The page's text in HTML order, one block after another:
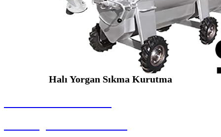
Halı Yorgan Sıkma Kurutma